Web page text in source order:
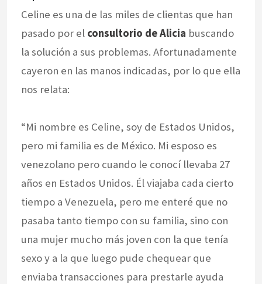
Celine es una de las miles de clientas que han
pasado por el consultorio de Alicia buscando
la solución a sus problemas. Afortunadamente
cayeron en las manos indicadas, por lo que ella
nos relata:
“Mi nombre es Celine, soy de Estados Unidos,
pero mi familia es de México. Mi esposo es
venezolano pero cuando le conocí llevaba 27
años en Estados Unidos. Él viajaba cada cierto
tiempo a Venezuela, pero me enteré que no
pasaba tanto tiempo con su familia, sino con
una mujer mucho más joven con la que tenía
sexo y a la que luego pude chequear que
enviaba transacciones para prestarle ayuda